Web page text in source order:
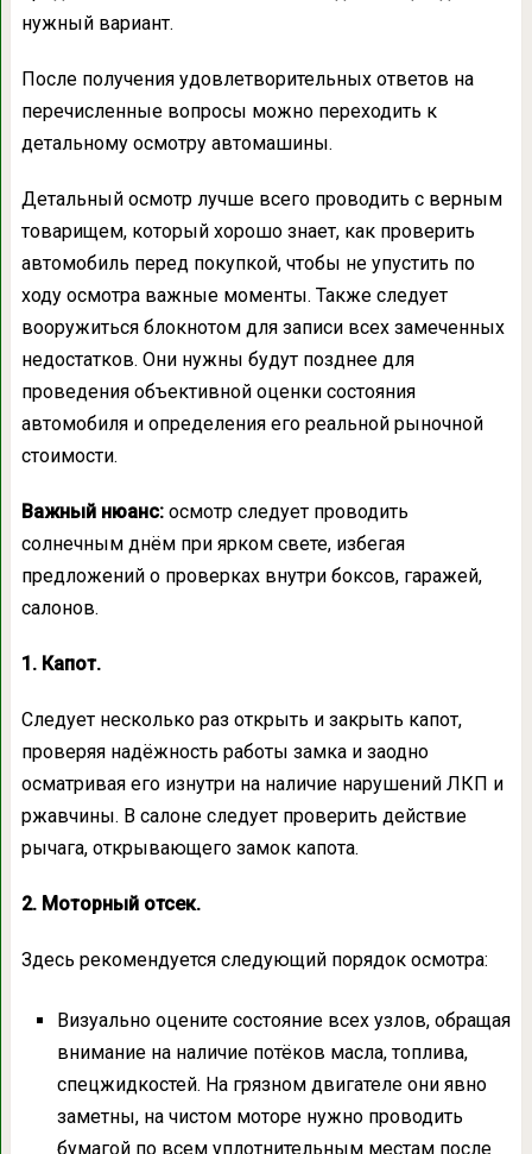
нужный вариант.
После получения удовлетворительных ответов на
перечисленные вопросы можно переходить к
детальному осмотру автомашины.
Детальный осмотр лучше всего проводить с верным
товарищем, который хорошо знает, как проверить
автомобиль перед покупкой, чтобы не упустить по
ходу осмотра важные моменты. Также следует
вооружиться блокнотом для записи всех замеченных
недостатков. Они нужны будут позднее для
проведения объективной оценки состояния
автомобиля и определения его реальной рыночной
стоимости.
Важный нюанс: осмотр следует проводить
солнечным днём при ярком свете, избегая
предложений о проверках внутри боксов, гаражей,
салонов.
1. Капот.
Следует несколько раз открыть и закрыть капот,
проверяя надёжность работы замка и заодно
осматривая его изнутри на наличие нарушений ЛКП и
ржавчины. В салоне следует проверить действие
рычага, открывающего замок капота.
2. Моторный отсек.
Здесь рекомендуется следующий порядок осмотра:
Визуально оцените состояние всех узлов, обращая
внимание на наличие потёков масла, топлива,
спецжидкостей. На грязном двигателе они явно
заметны, на чистом моторе нужно проводить
бумагой по всем уплотнительным местам после